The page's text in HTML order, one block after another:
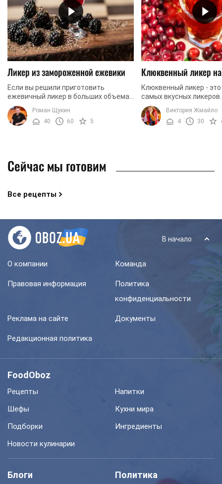
Ликер из замороженной ежевики
Если вы решили приготовить
ежевичный ликер в больших объемах
на не маленькую компанию, то этот
рецепт точно вам подойдет. Мы
предлагаем вам ...
Роман Щукин
40
60 5
Клюквенный ликер
Клюквенный ликер -
самых вкусных
присущая клюкве,
напиток, и позволяет
особенно вкусным. ...
Виктория Жмайло
4
30
Сейчас мы готовим
Все рецепты
В начало
О компании Команда
Правовая информация
Политика
конфиденциальности
Реклама на сайте Документы
Редакционная политика
FoodOboz
Рецепты
Напитки
Шефы
Кухни мира
Подборки
Ингредиенты
Новости кулинарии
Блоги Политика